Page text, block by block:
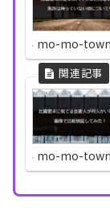
mo-mo-
mo-mo-